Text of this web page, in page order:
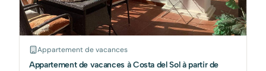
Appartement de vacances
Appartement de vacances à Costa del Sol à partir de